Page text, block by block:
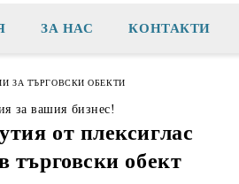
ЗА НАС КОНТАКТИ
ЗА ТЪРГОВСКИ ОБЕКТИ
за вашия бизнес!
от плексиглас
търговски обект